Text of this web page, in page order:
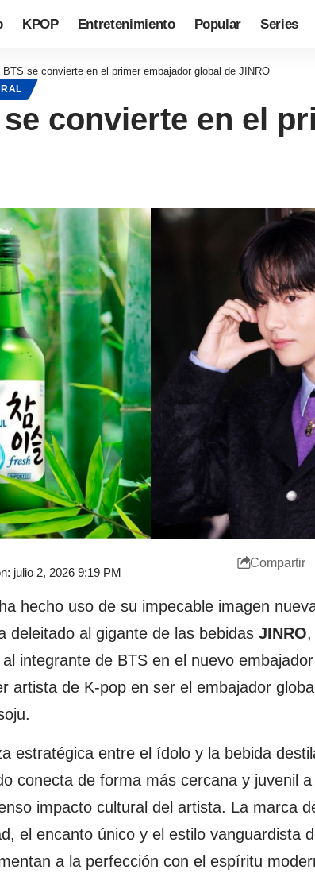
KPOP Entretenimiento Popular Series
BTS se convierte en el primer embajador global de JINRO
convierte en el
julio 2, 2026 9:19 PM
Compartir
ha hecho uso de su impecable imagen
deleitado al gigante de las bebidas JINRO
integrante de BTS en el nuevo
artista de K-pop en ser el embajador
estratégica entre el ídolo y la bebida
conecta de forma más cercana y juvenil
impacto cultural del artista. La marca
el encanto único y el estilo vanguardista
a la perfección con el espíritu